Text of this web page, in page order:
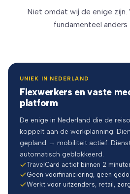
Niet omdat wij de enige
fundamenteel anders
UNIEK IN NEDERLAND
Flexwerkers en vaste
platform
De enige in Nederland die de
koppelt aan de werkplanning.
gepland → mobiliteit actief.
automatisch geblokkeerd.
TravelCard actief binnen 2
Geen voorfinanciering, geen
Werkt voor uitzenders, retail,